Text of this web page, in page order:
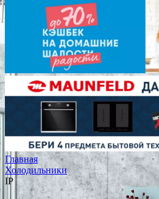
Главная
Холодильники
IP